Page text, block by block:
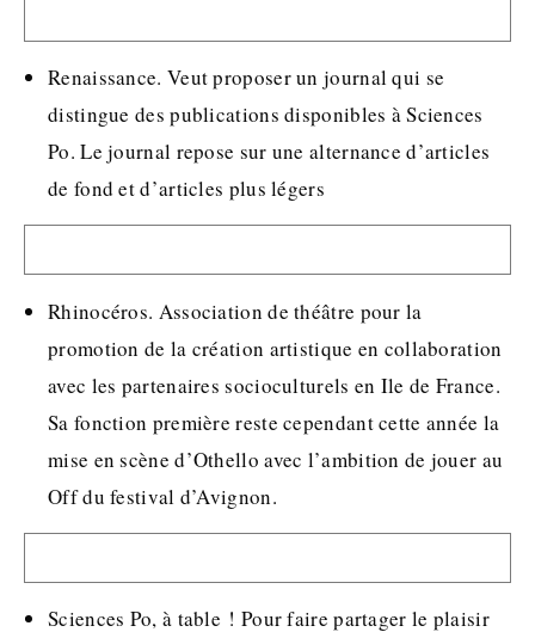
Renaissance. Veut proposer un journal qui se
distingue des publications disponibles à Sciences
Po. Le journal repose sur une alternance d’articles
de fond et d’articles plus légers
Rhinocéros. Association de théâtre pour la
promotion de la création artistique en collaboration
avec les partenaires socioculturels en Ile de France.
Sa fonction première reste cependant cette année la
mise en scène d’Othello avec l’ambition de jouer au
Off du festival d’Avignon.
Sciences Po, à table ! Pour faire partager le plaisir